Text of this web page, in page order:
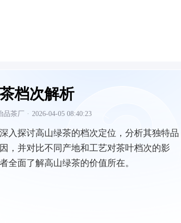
档次解析
品茶厂 · 2026-04-05 08:40:23
入探讨高山绿茶的档次定位，分析其独特品
，并对比不同产地和工艺对茶叶档次的影
全面了解高山绿茶的价值所在。